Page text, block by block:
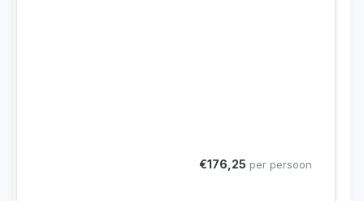
€176,25 per persoon